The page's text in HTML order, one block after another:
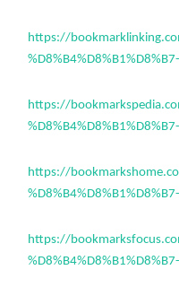
https://
https://
https://
https://